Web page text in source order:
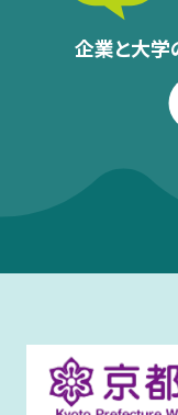
企業と大学